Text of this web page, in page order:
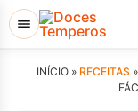
INÍCIO » RECEITAS »